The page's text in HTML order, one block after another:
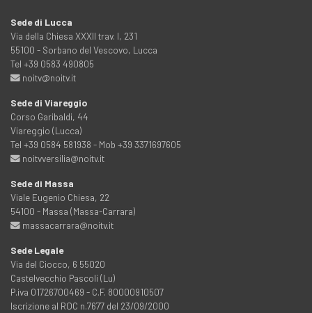
Sede di Lucca
Via della Chiesa XXXII trav. I, 231
55100 - Sorbano del Vescovo, Lucca
Tel +39 0583 490805
noitv@noitv.it
Sede di Viareggio
Corso Garibaldi, 44
Viareggio (Lucca)
Tel +39 0584 581938 - Mob +39 3371697605
noitvversilia@noitv.it
Sede di Massa
Viale Eugenio Chiesa, 22
54100 - Massa (Massa-Carrara)
massacarrara@noitv.it
Sede Legale
Via del Ciocco, 6 55020
Castelvecchio Pascoli (Lu)
P.iva 01726700469 - C.F. 80000910507
Iscrizione al ROC n.7677 del 23/09/2000